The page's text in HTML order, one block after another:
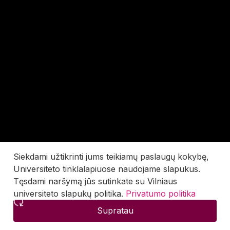
Siekdami užtikrinti jums teikiamų paslaugų kokybę,
Universiteto tinklalapiuose naudojame slapukus.
Tęsdami naršymą jūs sutinkate su Vilniaus
universiteto slapukų politika. Privatumo politika
Supratau